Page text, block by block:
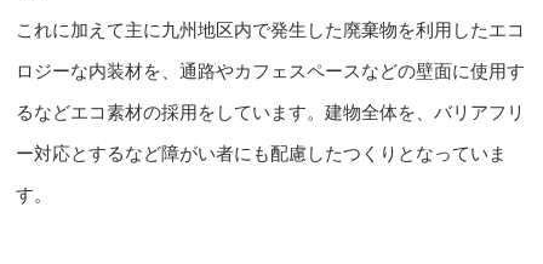
これに加えて主に九州地区内で発生した廃棄物を利用したエコ
ロジーな内装材を、通路やカフェスペースなどの壁面に使用す
るなどエコ素材の採用をしています。建物全体を、バリアフリ
ー対応とするなど障がい者にも配慮したつくりとなっていま
す。